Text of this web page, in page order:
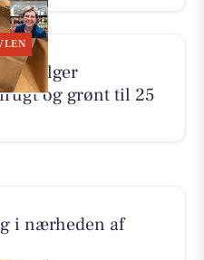
sælger
og grønt til 25
i nærheden af